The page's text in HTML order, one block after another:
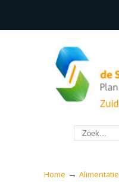
Home → Alimentatie